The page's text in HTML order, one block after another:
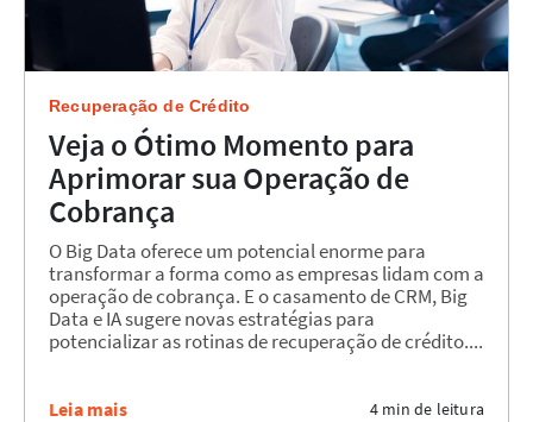
Recuperação de Crédito
Veja o Ótimo Momento para
Aprimorar sua Operação de
Cobrança
O Big Data oferece um potencial enorme para
transformar a forma como as empresas lidam com a
operação de cobrança. E o casamento de CRM, Big
Data e IA sugere novas estratégias para
potencializar as rotinas de recuperação de crédito....
Leia mais 4 min de leitura